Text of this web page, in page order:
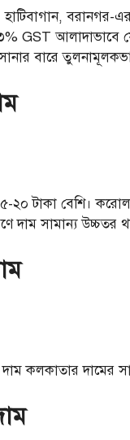
বরানগর-
GST আলাদাভাবে
বারে
২০ টাকা বেশি।
দাম সামান্য উচ্চতর
কলকাতার দামের